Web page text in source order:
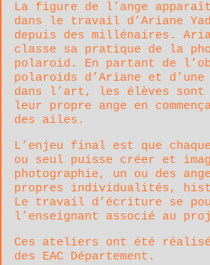
La figure de l’ange
dans le travail d’Ariane
depuis des millénaires.
classe sa pratique de la
polaroid. En partant de
polaroids d’Ariane et d’une
dans l’art, les élèves
leur propre ange en
des ailes.
L’enjeu final est que
ou seul puisse créer et
photographie, un ou des
propres individualités,
Le travail d’écriture se
l’enseignant associé au
Ces ateliers ont été
des EAC Département.